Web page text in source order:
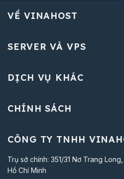
VỀ VINAHOST
SERVER VÀ VPS
DỊCH VỤ KHÁC
CHÍNH SÁCH
CÔNG TY TNHH
Trụ sở chính: 351/31 Nơ Trang
Hồ Chí Minh